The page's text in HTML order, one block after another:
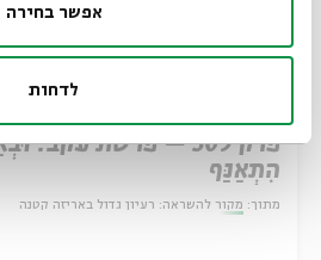
אפשר בחירה
לדחות
פרק 509 – פרשת עקב:
הִתְאַנַּף
מתוך: מקור להשראה: רעיון גדול באריזה קטנה